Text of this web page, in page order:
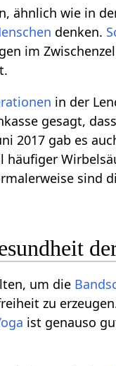
ähnlich wie in
denken.
im
in der
gesagt,
2017 gab es
häufiger
sind
um die
zu
ist genauso